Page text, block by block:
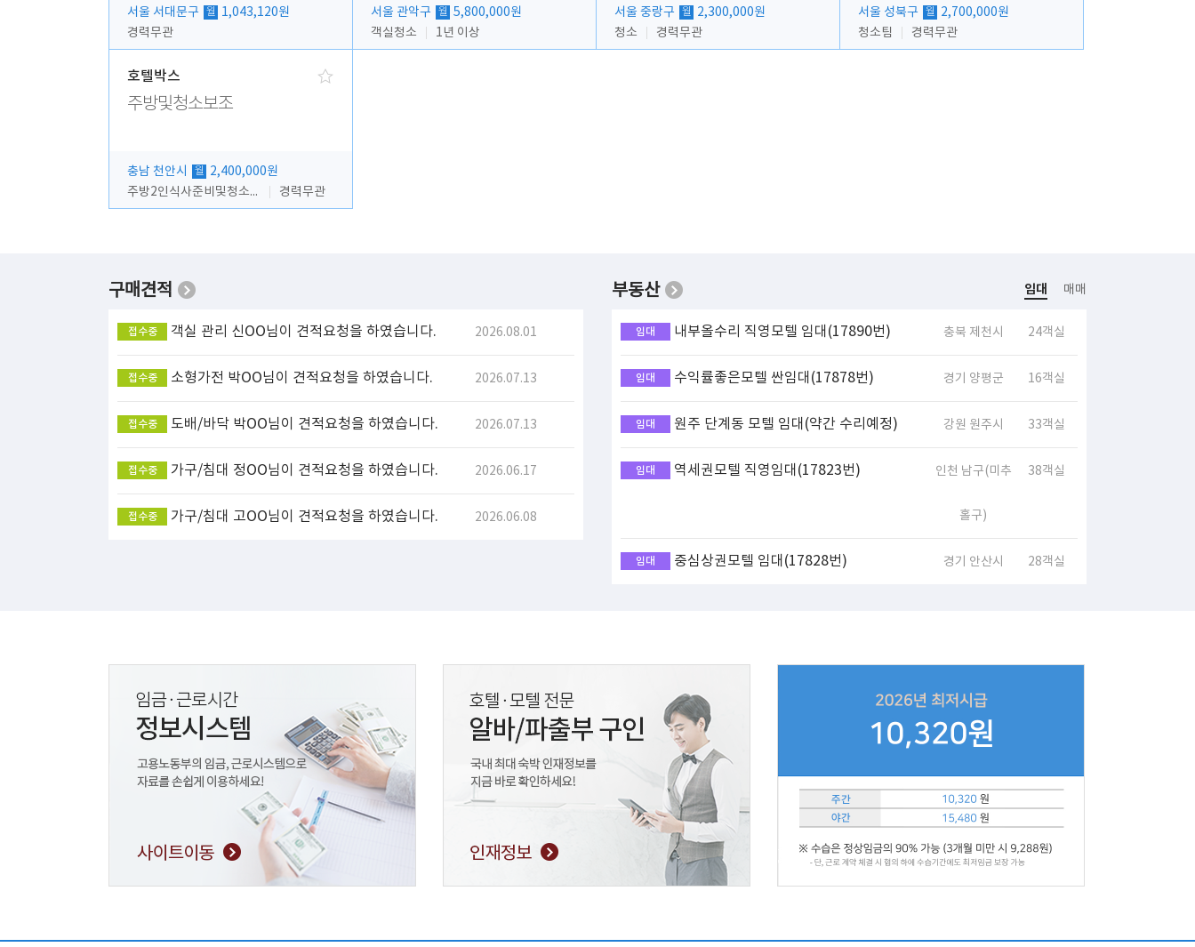
서울 서대문구 월
1,043,120원
경력무관
서울 관악구 월
5,800,000원
객실청소
1년 이상
서울 중랑구 월
2,300,000원
청소
경력무관
서울 성북구 월
2,700,000원
청소팀
경력무관
호텔박스
주방및청소보조
충남 천안시 월
2,400,000원
주방2인식사준비및청소린렌보조
경력무관
구매견적
객실 관리
접수중 신OO님이 견적요청을 하였습니다. 2026.08.01
소형가전
접수중 박OO님이 견적요청을 하였습니다. 2026.07.13
도배/바닥
접수중 박OO님이 견적요청을 하였습니다. 2026.07.13
가구/침대
접수중 정OO님이 견적요청을 하였습니다. 2026.06.17
가구/침대
접수중 고OO님이 견적요청을 하였습니다. 2026.06.08
부동산 임대 매매
임대 내부올수리 직영모텔 임대(17890번) 충북 제천시 24객실
임대 수익률좋은모텔 싼임대(17878번) 경기 양평군 16객실
임대 원주 단계동 모텔 임대(약간 수리예정) 강원 원주시 33객실
임대 역세권모텔 직영임대(17823번) 인천 남구(미추
홀구)
38객실
임대 중심상권모텔 임대(17828번) 경기 안산시 28객실